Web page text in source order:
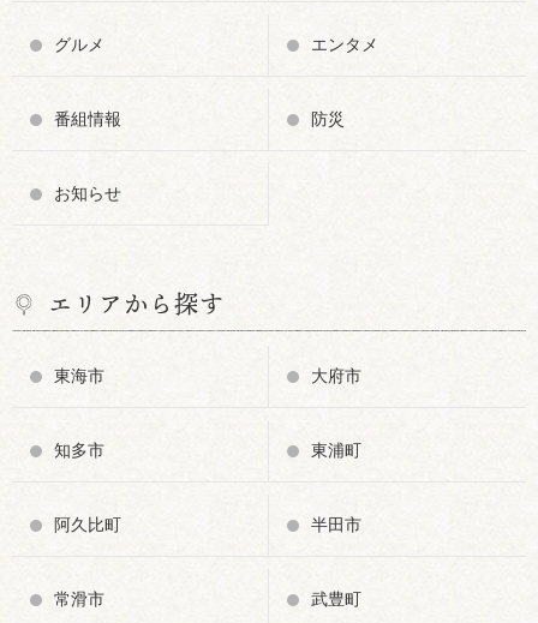
グルメ エンタメ
番組情報 防災
お知らせ
エリアから探す
東海市 大府市
知多市 東浦町
阿久比町 半田市
常滑市 武豊町